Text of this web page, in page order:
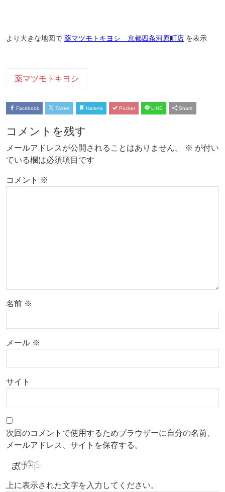
より大きな地図で 薬マツモトキヨシ 京都四条河原町店 を表示
薬マツモトキヨシ
Facebook Twitter Hatena Pocket LINE Share
コメントを残す
メールアドレスが公開されることはありません。 ※ が付い
ている欄は必須項目です
コメント ※
名前 ※
メール ※
サイト
次回のコメントで使用するためブラウザーに自分の名前、
メールアドレス、サイトを保存する。
上に表示された文字を入力してください。